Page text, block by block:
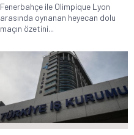
Fenerbahçe ile Olimpique Lyon
arasında oynanan heyecan dolu
maçın özetini...